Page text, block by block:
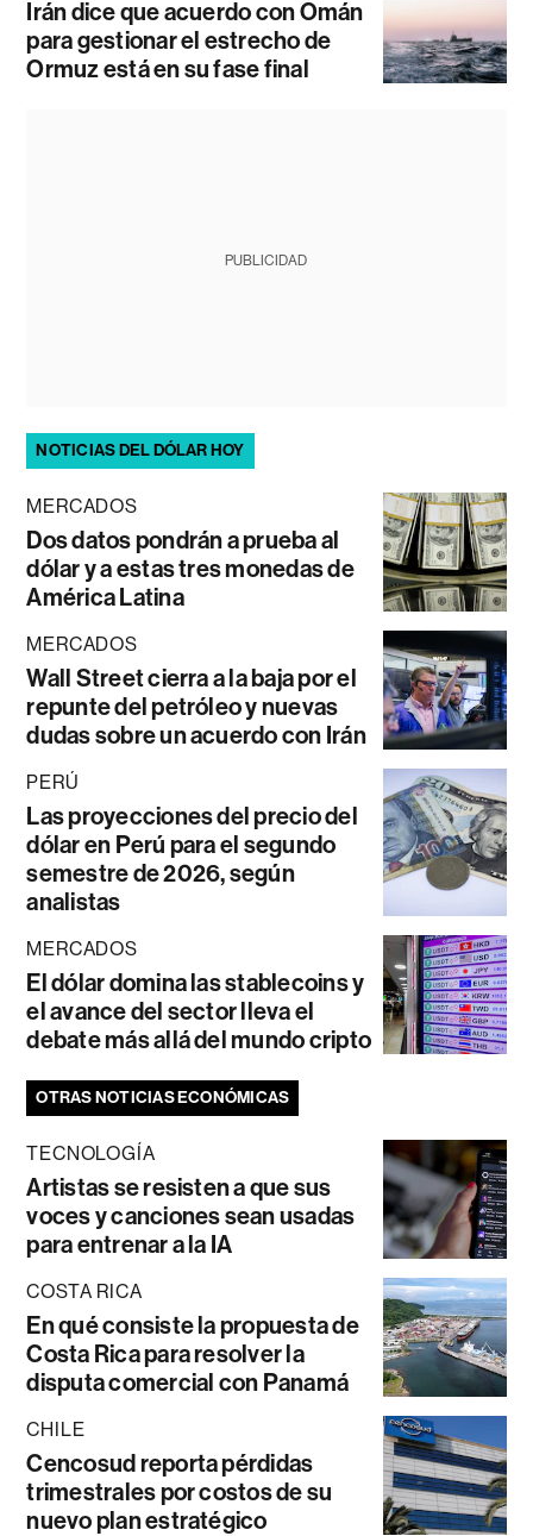
Irán dice que acuerdo con Omán
para gestionar el estrecho de
Ormuz está en su fase final
PUBLICIDAD
NOTICIAS DEL DÓLAR HOY
MERCADOS
Dos datos pondrán a prueba al
dólar y a estas tres monedas de
América Latina
MERCADOS
Wall Street cierra a la baja por el
repunte del petróleo y nuevas
dudas sobre un acuerdo con Irán
PERÚ
Las proyecciones del precio del
dólar en Perú para el segundo
semestre de 2026, según
analistas
MERCADOS
El dólar domina las stablecoins y
el avance del sector lleva el
debate más allá del mundo cripto
OTRAS NOTICIAS ECONÓMICAS
TECNOLOGÍA
Artistas se resisten a que sus
voces y canciones sean usadas
para entrenar a la IA
COSTA RICA
En qué consiste la propuesta de
Costa Rica para resolver la
disputa comercial con Panamá
CHILE
Cencosud reporta pérdidas
trimestrales por costos de su
nuevo plan estratégico